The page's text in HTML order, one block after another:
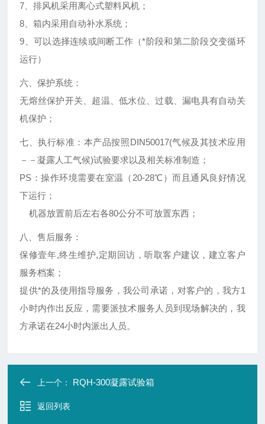
7、排风机采用离心式塑料风机；
8、箱内采用自动补水系统；
9、可以选择连续或间断工作（*阶段和第二阶段交变循环
运行）
六、保护系统：
无熔丝保护开关、超温、低水位、过载、漏电具有自动关
机保护；
七、执行标准：本产品按照DIN50017(气候及其技术应用
－－凝露人工气候)试验要求以及相关标准制造；
PS：操作环境需要在室温（20-28℃）而且通风良好情况
下运行；
机器放置前后左右各80公分不可放置东西；
八、售后服务：
保修壹年,终生维护,定期回访，听取客户建议，建立客户
服务档案；
提供*的及使用指导服务，我公司承诺，对客户的，我方1
小时内作出反应，需要派技术服务人员到现场解决的，我
方承诺在24小时内派出人员。
上一个： RQH-300凝露试验箱
返回列表